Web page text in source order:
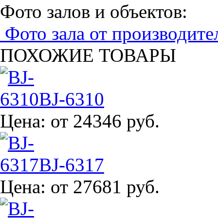
Фото залов и объектов:
Фото зала от
ПОХОЖИЕ ТОВАРЫ
BJ-6310
Цена: от 24346 руб.
BJ-6317
Цена: от 27681 руб.